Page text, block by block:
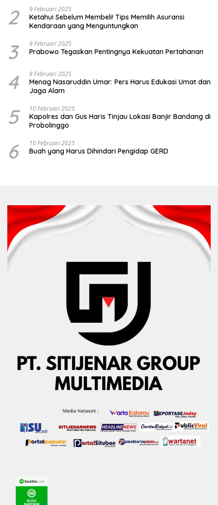
2 9 Februari 2025
Ketahui Sebelum Membeli! Tips Memilih Asuransi
Kendaraan yang Menguntungkan
3 9 Februari 2025
Prabowo Tegaskan Pentingnya Kekuatan Pertahanan
4 9 Februari 2025
Menag Nasaruddin Umar: Pers Harus Edukasi Umat dan
Jaga Alam
5 10 Februari 2025
Kapolres dan Gus Haris Tinjau Lokasi Banjir Bandang di
Probolinggo
6 10 Februari 2025
Buah yang Harus Dihindari Pengidap GERD